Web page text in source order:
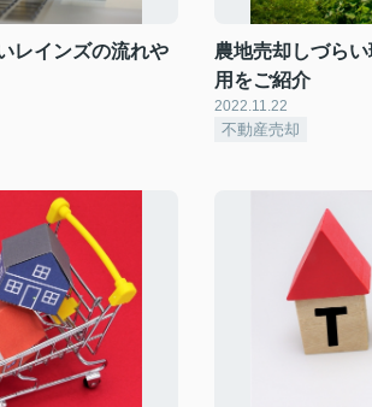
レインズの流れや
農地売却しづら
用をご紹介
2022.11.22
不動産売却